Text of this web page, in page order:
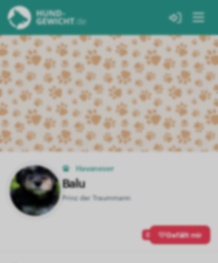
Havaneser
Balu
Prinz der Traummann
0 Gefällt mir